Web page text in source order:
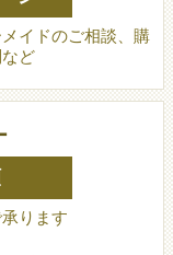
イドのご相談、購
ど
ります